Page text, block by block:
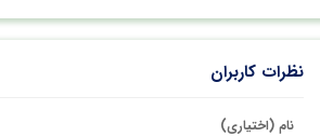
نظرات کاربران
نام (اختیاری)